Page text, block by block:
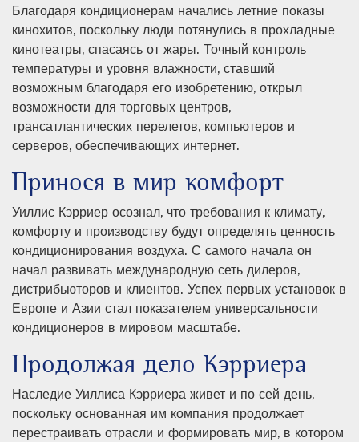
Благодаря кондиционерам начались летние показы
кинохитов, поскольку люди потянулись в прохладные
кинотеатры, спасаясь от жары. Точный контроль
температуры и уровня влажности, ставший
возможным благодаря его изобретению, открыл
возможности для торговых центров,
трансатлантических перелетов, компьютеров и
серверов, обеспечивающих интернет.
Принося в мир комфорт
Уиллис Кэрриер осознал, что требования к климату,
комфорту и производству будут определять ценность
кондиционирования воздуха. С самого начала он
начал развивать международную сеть дилеров,
дистрибьюторов и клиентов. Успех первых установок в
Европе и Азии стал показателем универсальности
кондиционеров в мировом масштабе.
Продолжая дело Кэрриера
Наследие Уиллиса Кэрриера живет и по сей день,
поскольку основанная им компания продолжает
перестраивать отрасли и формировать мир, в котором